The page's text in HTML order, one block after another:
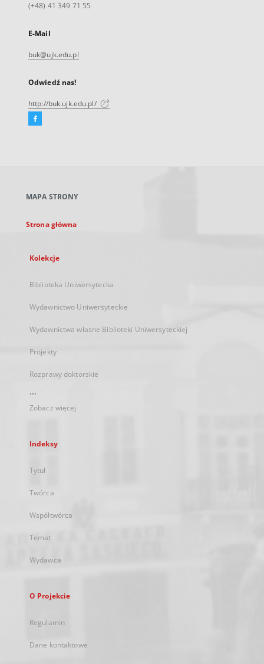
(+48) 41 349 71 55
E-Mail
buk@ujk.edu.pl
Odwiedź nas!
http://buk.ujk.edu.pl/
Facebook
karcie
MAPA STRONY
Strona główna
Kolekcje
Biblioteka Uniwersytecka
Wydawnictwo Uniwersyteckie
Wydawnictwa własne Biblioteki Uniwersyteckiej
Projekty
Rozprawy doktorskie
...
Zobacz więcej
Indeksy
Tytuł
Twórca
Współtwórca
Temat
Wydawca
O Projekcie
Regulamin
Dane kontaktowe